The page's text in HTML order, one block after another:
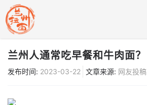
兰州人通常吃早餐和牛肉面？
发布时间: 2023-03-22 文章来源: 网友投稿